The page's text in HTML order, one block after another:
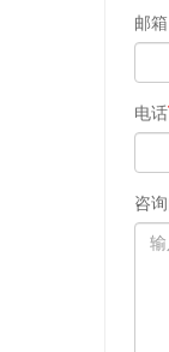
邮箱
电话
咨